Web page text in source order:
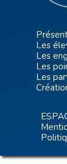
Les
Les
Les
Les